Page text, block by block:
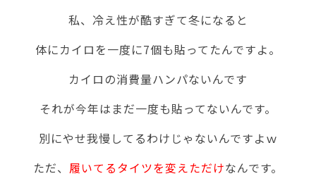
私、冷え性が酷すぎて冬になると
体にカイロを一度に7個も貼ってたんですよ。
カイロの消費量ハンパないんです
それが今年はまだ一度も貼ってないんです。
別にやせ我慢してるわけじゃないんですよｗ
ただ、 履いてるタイツを変えただけなんです。